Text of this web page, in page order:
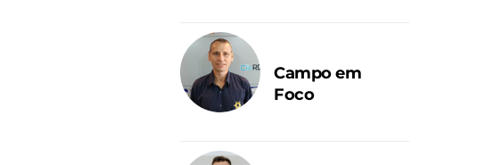
Campo em
Foco